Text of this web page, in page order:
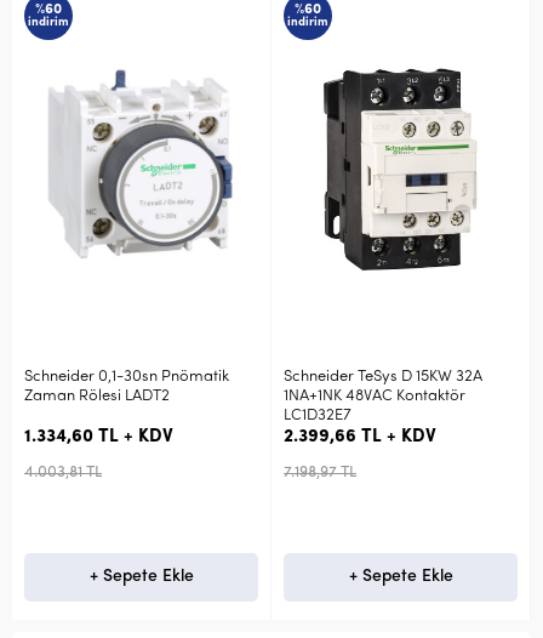
%60
indirim
Schneider 0,1-30sn Pnömatik
Zaman Rölesi LADT2
1.334,60 TL + KDV
4.003,81 TL
+ Sepete Ekle
%60
indirim
Schneider TeSys D 15KW 32A
1NA+1NK 48VAC Kontaktör
LC1D32E7
2.399,66 TL + KDV
7.198,97 TL
+ Sepete Ekle